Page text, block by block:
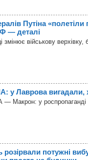
Путіна
— деталі
змінює військову
у Лаврова вигадали,
Макрон: у роспропаганді
розірвали потужні